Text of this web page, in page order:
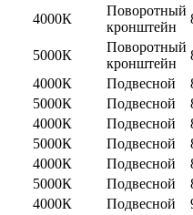
4000К
Поворотный
кронштейн
5000К
Поворотный
кронштейн
4000К Подвесной
5000К Подвесной
4000К Подвесной
5000К Подвесной
4000К Подвесной
5000К Подвесной
4000К Подвесной